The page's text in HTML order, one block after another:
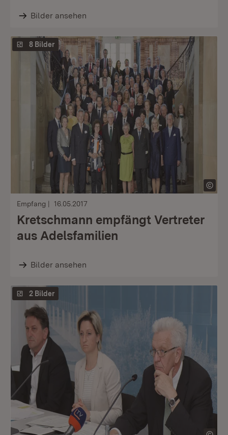
Bilder ansehen
8 Bilder
Empfang 16.05.2017
Kretschmann empfängt Vertreter
aus Adelsfamilien
Bilder ansehen
2 Bilder